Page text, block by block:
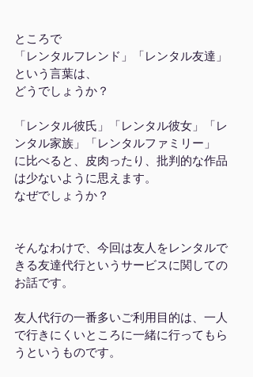
ところで
「レンタルフレンド」「レンタル友達」
という言葉は、
どうでしょうか？
「レンタル彼氏」「レンタル彼女」「レ
ンタル家族」「レンタルファミリー」
に比べると、皮肉ったり、批判的な作品
は少ないように思えます。
なぜでしょうか？
そんなわけで、今回は友人をレンタルで
きる友達代行というサービスに関しての
お話です。
友人代行の一番多いご利用目的は、一人
で行きにくいところに一緒に行ってもら
うというものです。